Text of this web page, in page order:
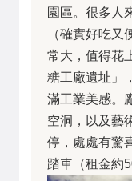
園區。很多人
（確實好吃
常大，值得花
糖工廠遺址」
滿工業美感。
空洞，以及藝
停，處處有驚
踏車（租金約